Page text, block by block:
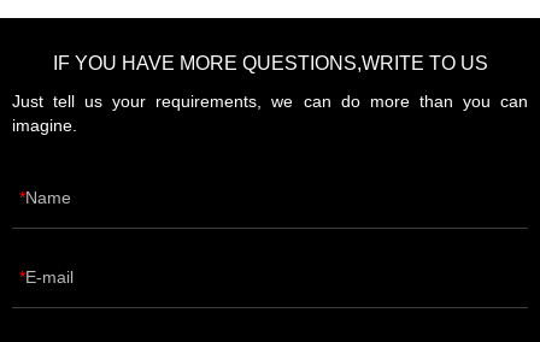
IF YOU HAVE MORE QUESTIONS,WRITE TO US
Just tell us your requirements, we can do more than you can
imagine.
Name
E-mail